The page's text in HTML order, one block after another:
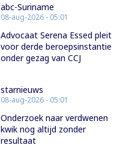
abc-Suriname
08-aug-2026 - 05:01
Advocaat Serena Essed pleit
voor derde beroepsinstantie
onder gezag van CCJ
starnieuws
08-aug-2026 - 05:01
Onderzoek naar verdwenen
kwik nog altijd zonder
resultaat